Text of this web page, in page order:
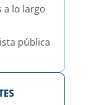
a lo largo
pública